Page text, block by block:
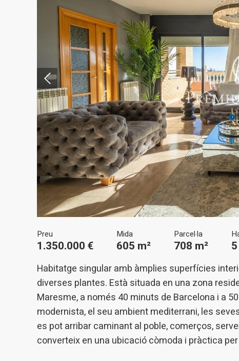
Preu
1.350.000 €
Mida
605 m²
Parcel·la
708 m² 5
Habitatge singular amb àmplies superfícies
diverses plantes. Està situada en una zona
Maresme, a només 40 minuts de Barcelona i a
modernista, el seu ambient mediterrani, les
es pot arribar caminant al poble, comerços,
converteix en una ubicació còmoda i pràctica per
Aquest
millorar
de les
desitja,
compte
La
de
introduir
nostres
Aquestes